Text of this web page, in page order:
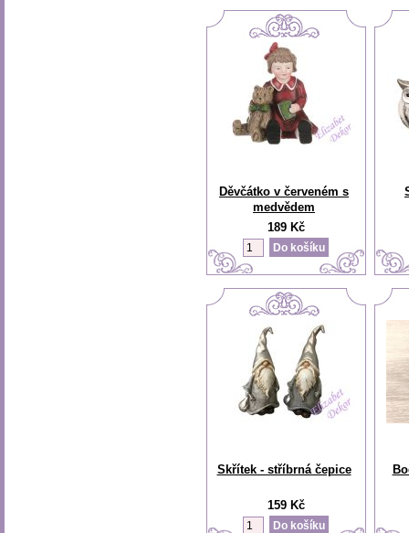
Děvčátko v červeném s
medvědem
189 Kč
Skřítek - stříbrná čepice
159 Kč